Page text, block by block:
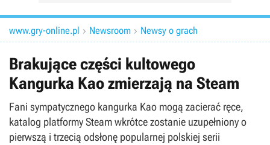
www.gry-online.pl  Newsroom  Newsy o grach
Brakujące części kultowego
Kangurka Kao zmierzają na Steam
Fani sympatycznego kangurka Kao mogą zacierać ręce,
katalog platformy Steam wkrótce zostanie uzupełniony o
pierwszą i trzecią odsłonę popularnej polskiej serii